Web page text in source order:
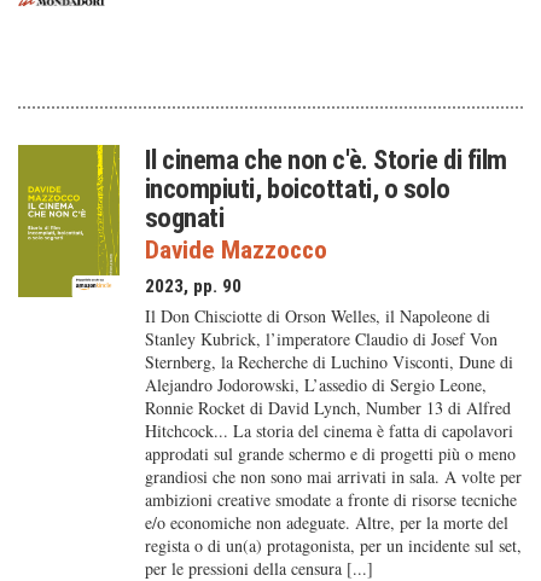
Il cinema che non c'è. Storie di film
incompiuti, boicottati, o solo
sognati
Davide Mazzocco
2023, pp. 90
Il Don Chisciotte di Orson Welles, il Napoleone di
Stanley Kubrick, l’imperatore Claudio di Josef Von
Sternberg, la Recherche di Luchino Visconti, Dune di
Alejandro Jodorowski, L’assedio di Sergio Leone,
Ronnie Rocket di David Lynch, Number 13 di Alfred
Hitchcock... La storia del cinema è fatta di capolavori
approdati sul grande schermo e di progetti più o meno
grandiosi che non sono mai arrivati in sala. A volte per
ambizioni creative smodate a fronte di risorse tecniche
e/o economiche non adeguate. Altre, per la morte del
regista o di un(a) protagonista, per un incidente sul set,
per le pressioni della censura [...]